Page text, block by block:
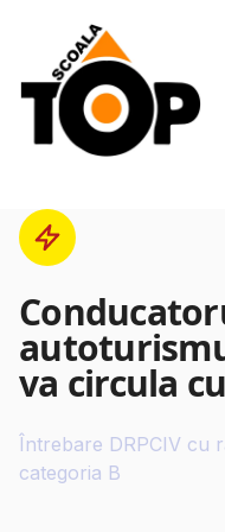
Scoala de Soferi TOP
va circula
Întrebare DRPCIV cu
categoria B